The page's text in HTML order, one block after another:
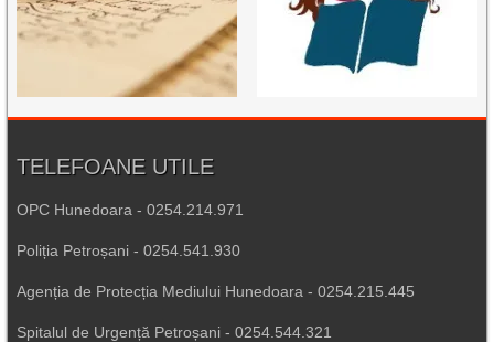
TELEFOANE UTILE
OPC Hunedoara - 0254.214.971
Poliția Petroșani - 0254.541.930
Agenția de Protecția Mediului Hunedoara - 0254.215.445
Spitalul de Urgență Petroșani - 0254.544.321